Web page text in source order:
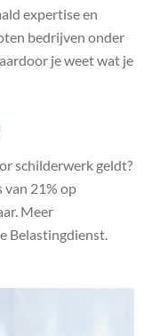
expertise en
bedrijven onder
je weet wat je
schilderwerk geldt?
van 21% op
Meer
Belastingdienst.